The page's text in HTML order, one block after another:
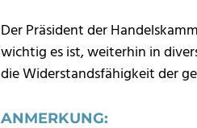
Der Präsident der
wichtig es ist, weiterhin in
die Widerstandsfähigkeit der
ANMERKUNG: